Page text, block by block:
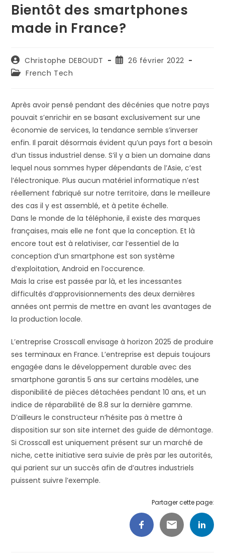
Bientôt des smartphones
made in France?
Auteur/autrice
de
la
Christophe DEBOUDT
Publication
26 février 2022
PostFrench Tech
Après avoir pensé pendant des décénies que notre pays
pouvait s’enrichir en se basant exclusivement sur une
économie de services, la tendance semble s’inverser
enfin. Il parait désormais évident qu’un pays fort a besoin
d’un tissus industriel dense. S’il y a bien un domaine dans
lequel nous sommes hyper dépendants de l’Asie, c’est
l’électronique. Plus aucun matériel informatique n’est
réellement fabriqué sur notre territoire, dans le meilleure
des cas il y est assemblé, et à petite échelle.
Dans le monde de la téléphonie, il existe des marques
françaises, mais elle ne font que la conception. Et là
encore tout est à relativiser, car l’essentiel de la
conception d’un smartphone est son système
d’exploitation, Androïd en l’occurence.
Mais la crise est passée par là, et les incessantes
difficultés d’approvisionnements des deux dernières
années ont permis de mettre en avant les avantages de
la production locale.
L’entreprise Crosscall envisage à horizon 2025 de produire
ses terminaux en France. L’entreprise est depuis toujours
engagée dans le développement durable avec des
smartphone garantis 5 ans sur certains modèles, une
disponibilité de pièces détachées pendant 10 ans, et un
indice de réparabilité de 8.8 sur la dernière gamme.
D’ailleurs le constructeur n’hésite pas à mettre à
disposition sur son site internet des guide de démontage.
Si Crosscall est uniquement présent sur un marché de
niche, cette initiative sera suivie de près par les autorités,
qui parient sur un succès afin de d’autres industriels
puissent suivre l’exemple.
Partager cette page: